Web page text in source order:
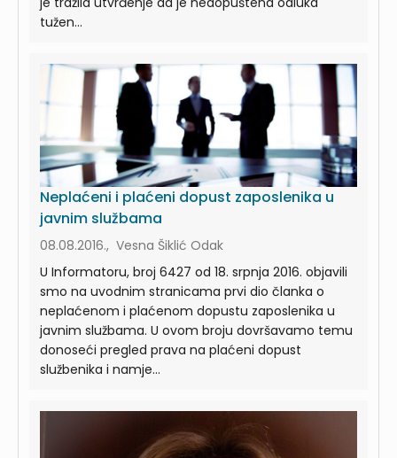
tužen...
Neplaćeni i plaćeni dopust zaposlenika u
javnim službama
08.08.2016., Vesna Šiklić Odak
U Informatoru, broj 6427 od 18. srpnja 2016. objavili
smo na uvodnim stranicama prvi dio članka o
neplaćenom i plaćenom dopustu zaposlenika u
javnim službama. U ovom broju dovršavamo temu
donoseći pregled prava na plaćeni dopust
službenika i namje...